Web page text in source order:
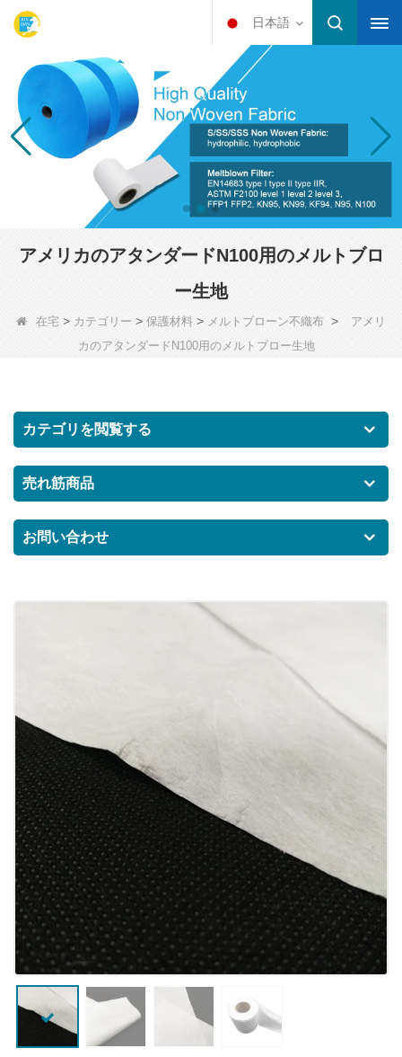
日本語
アメリカのアタンダードN100用のメルトブロ
ー生地
在宅 > カテゴリー > 保護材料 > メルトブローン不織布 >
アメリ
カのアタンダードN100用のメルトブロー生地
カテゴリを閲覧する
売れ筋商品
お問い合わせ